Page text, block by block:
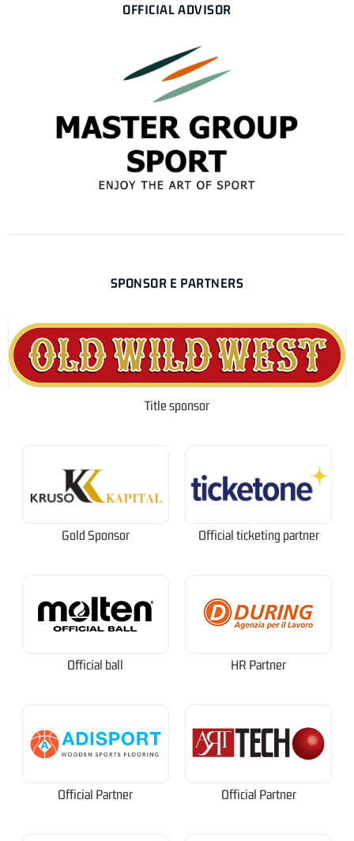
OFFICIAL ADVISOR
SPONSOR E PARTNERS
Title sponsor
Gold Sponsor Official ticketing partner
Official ball HR Partner
Official Partner Official Partner